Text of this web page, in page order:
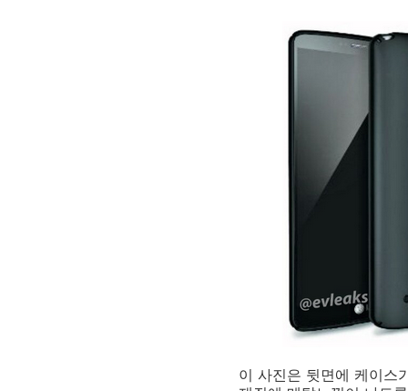
이 사진은 뒷면에 케이스